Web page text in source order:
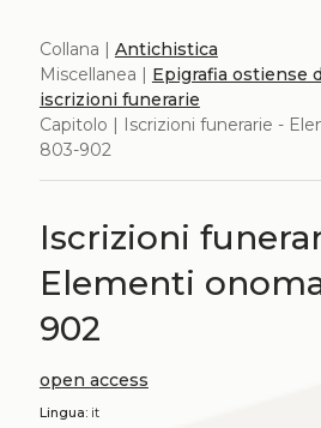
Collana | Antichistica
Miscellanea | Epigrafia ostiense
iscrizioni funerarie
Capitolo | Iscrizioni funerarie -
803-902
Iscrizioni
Elementi
902
open access
Lingua:it